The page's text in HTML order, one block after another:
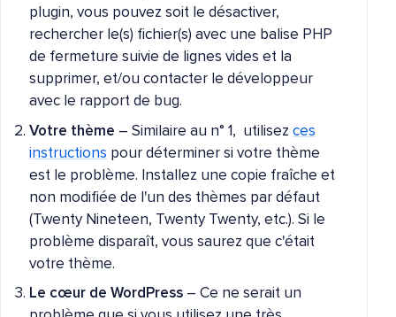
plugin, vous pouvez soit le désactiver,
rechercher le(s) fichier(s) avec une balise PHP
de fermeture suivie de lignes vides et la
supprimer, et/ou contacter le développeur
avec le rapport de bug.
Votre thème – Similaire au n° 1, utilisez ces
instructions pour déterminer si votre thème
est le problème. Installez une copie fraîche et
non modifiée de l'un des thèmes par défaut
(Twenty Nineteen, Twenty Twenty, etc.). Si le
problème disparaît, vous saurez que c'était
votre thème.
Le cœur de WordPress – Ce ne serait un